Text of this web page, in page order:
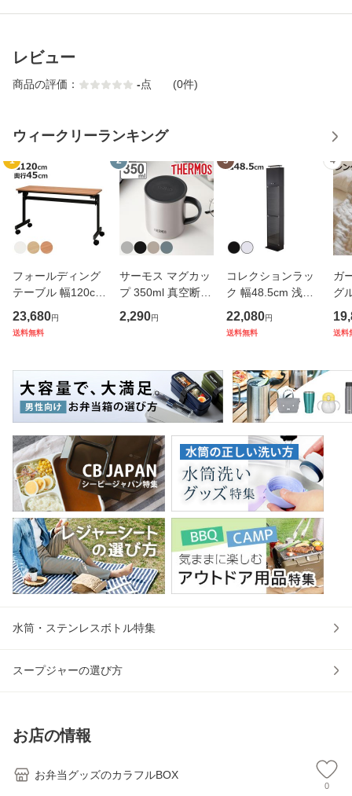
レビュー
商品の評価： -点 (0件)
ウィークリーランキング
1
フォールディング
テーブル 幅120cm
奥行き45cm キャ
スター付き 折りた
たみ （ 法人限定
ッキング 会議机 ミ
ーティング
23,680円
送料無料
2
サーモス マグカッ
プ 350ml 真空断熱
フタ付き ステンレ
ス JDG-352 （ Th
マグ カップ 保温
保冷 保温
2,290円
3
コレクションラッ
ク 幅48.5cm 浅型
上置きセット ショ
ーケース （ ウィス
キー棚 突っ張り コ
ガラス製 ガラスケ
ース キ
22,080円
送料無料
4
ガ
グ
ン
（
綿
プ
送料
水筒・ステンレスボトル特集
スープジャーの選び方
お店の情報
お弁当グッズのカラフルBOX
0